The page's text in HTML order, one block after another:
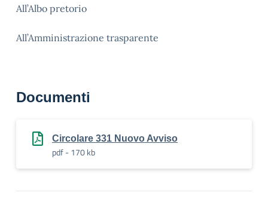
All’Albo pretorio
All’Amministrazione trasparente
Documenti
Circolare 331 Nuovo Avviso
pdf - 170 kb